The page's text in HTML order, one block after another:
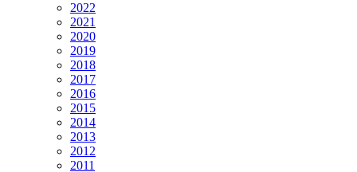
2022
2021
2020
2019
2018
2017
2016
2015
2014
2013
2012
2011